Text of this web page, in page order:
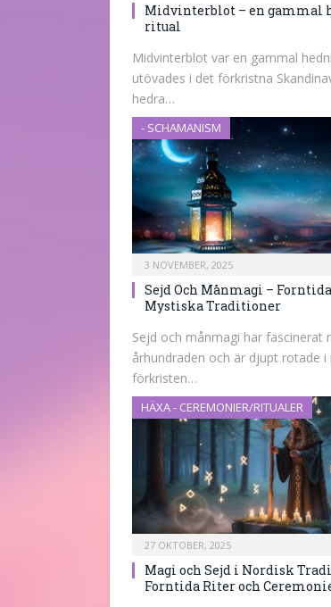
Midvinterblot – en gammal
ritual
Midvinterblot var en gammal
utövades i det förkristna
hedra…
- SCHAMANISM
3 NOVEMBER, 2025
Sejd Och Månmagi –
Mystiska Traditioner
Sejd och månmagi har fascinerat
århundraden och är djupt rotade i
förkristen…
HÄXA - CEREMONIER/RITUALER
27 OKTOBER, 2025
Magi och Sejd i Nordisk
Forntida Riter och